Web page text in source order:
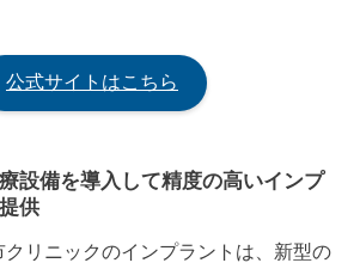
公式サイトはこちら
設備を導入して精度の高いインプ
供
リニックのインプラントは、新型の